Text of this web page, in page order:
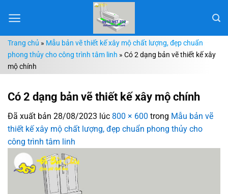
đến
dungTrang chủ » Mẫu bản vẽ thiết kế xây mộ chất lượng, đẹp chuẩn
phong thủy cho công trình tâm linh » Có 2 dạng bản vẽ thiết kế xây
mộ chính
Có 2 dạng bản vẽ thiết kế xây mộ chính
Đã xuất bản 28/08/2023 lúc 800 × 600 trong Mẫu bản vẽ
thiết kế xây mộ chất lượng, đẹp chuẩn phong thủy cho
công trình tâm linh